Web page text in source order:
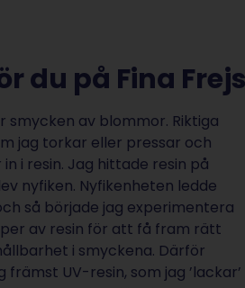
du på Fina Frejs
smycken av blommor. Riktiga
jag torkar eller pressar och
i resin. Jag hittade resin på
nyfiken. Nyfikenheten ledde
så började jag experimentera
av resin för att få fram rätt
i smyckena. Därför
främst UV-resin, som jag ’lackar’